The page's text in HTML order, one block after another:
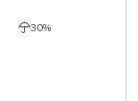
30%